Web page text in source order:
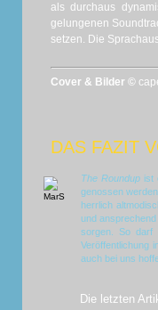
als durchaus
gelungenen
setzen. Die
Cover & Bilder ©
DAS FAZIT
The Roundupist
genossen
herrlich
und
sorgen. So darf
Veröffentlichung
auch bei uns
Die letzten